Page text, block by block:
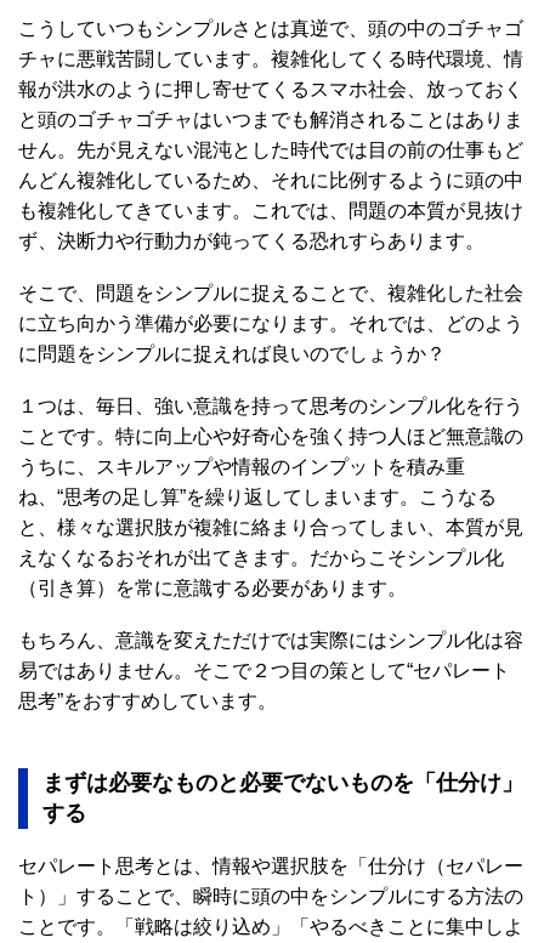
こうしていつもシンプルさとは真逆で、頭の中のゴチャゴ
チャに悪戦苦闘しています。複雑化してくる時代環境、情
報が洪水のように押し寄せてくるスマホ社会、放っておく
と頭のゴチャゴチャはいつまでも解消されることはありま
せん。先が見えない混沌とした時代では目の前の仕事もど
んどん複雑化しているため、それに比例するように頭の中
も複雑化してきています。これでは、問題の本質が見抜け
ず、決断力や行動力が鈍ってくる恐れすらあります。
そこで、問題をシンプルに捉えることで、複雑化した社会
に立ち向かう準備が必要になります。それでは、どのよう
に問題をシンプルに捉えれば良いのでしょうか？
１つは、毎日、強い意識を持って思考のシンプル化を行う
ことです。特に向上心や好奇心を強く持つ人ほど無意識の
うちに、スキルアップや情報のインプットを積み重
ね、“思考の足し算”を繰り返してしまいます。こうなる
と、様々な選択肢が複雑に絡まり合ってしまい、本質が見
えなくなるおそれが出てきます。だからこそシンプル化
（引き算）を常に意識する必要があります。
もちろん、意識を変えただけでは実際にはシンプル化は容
易ではありません。そこで２つ目の策として“セパレート
思考”をおすすめしています。
まずは必要なものと必要でないものを「仕分け」
する
セパレート思考とは、情報や選択肢を「仕分け（セパレー
ト）」することで、瞬時に頭の中をシンプルにする方法の
ことです。「戦略は絞り込め」「やるべきことに集中しよ